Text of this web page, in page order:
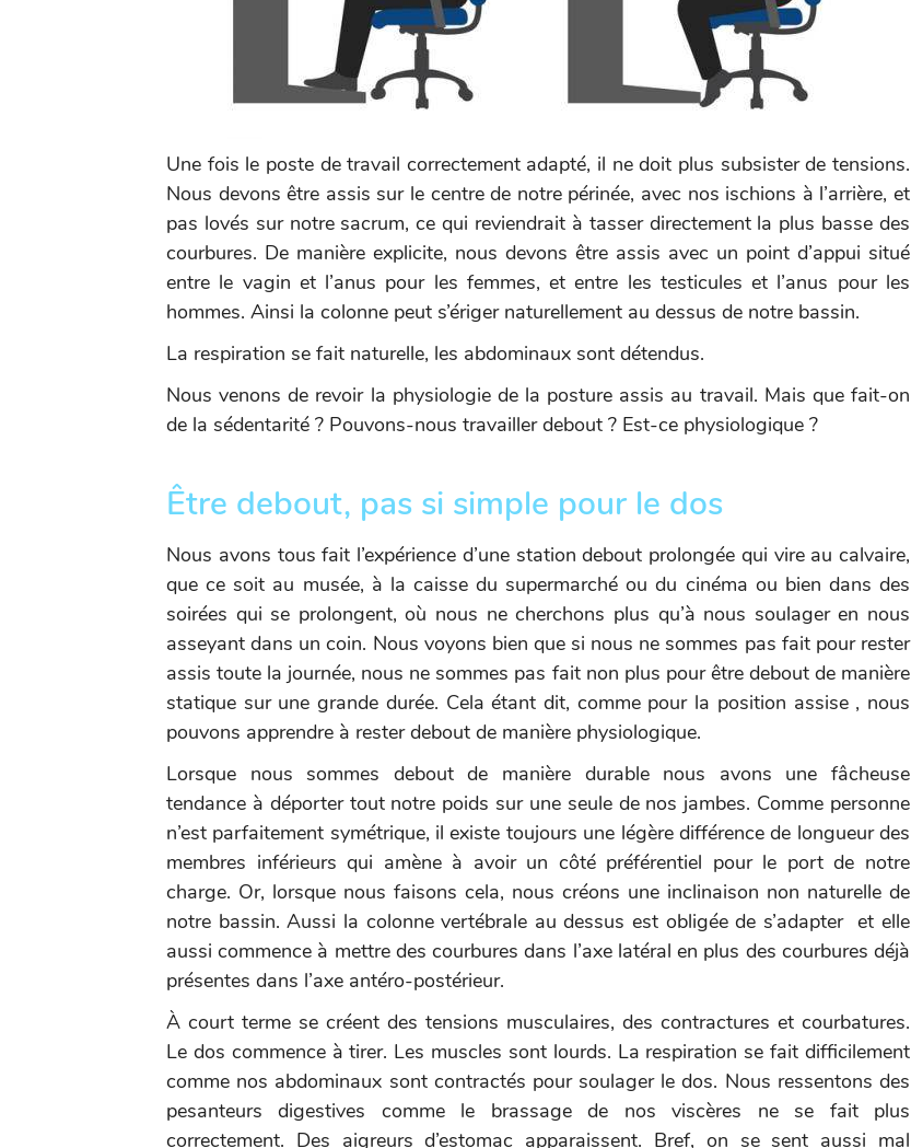
Une fois le poste de travail correctement adapté, il ne doit plus subsister de tensions.
Nous devons être assis sur le centre de notre périnée, avec nos ischions à l’arrière, et
pas lovés sur notre sacrum, ce qui reviendrait à tasser directement la plus basse des
courbures. De manière explicite, nous devons être assis avec un point d’appui situé
entre le vagin et l’anus pour les femmes, et entre les testicules et l’anus pour les
hommes. Ainsi la colonne peut s’ériger naturellement au dessus de notre bassin.
La respiration se fait naturelle, les abdominaux sont détendus.
Nous venons de revoir la physiologie de la posture assis au travail. Mais que fait-on
de la sédentarité ? Pouvons-nous travailler debout ? Est-ce physiologique ?
Être debout, pas si simple pour le dos
Nous avons tous fait l’expérience d’une station debout prolongée qui vire au calvaire,
que ce soit au musée, à la caisse du supermarché ou du cinéma ou bien dans des
soirées qui se prolongent, où nous ne cherchons plus qu’à nous soulager en nous
asseyant dans un coin. Nous voyons bien que si nous ne sommes pas fait pour rester
assis toute la journée, nous ne sommes pas fait non plus pour être debout de manière
statique sur une grande durée. Cela étant dit, comme pour la position assise , nous
pouvons apprendre à rester debout de manière physiologique.
Lorsque nous sommes debout de manière durable nous avons une fâcheuse
tendance à déporter tout notre poids sur une seule de nos jambes. Comme personne
n’est parfaitement symétrique, il existe toujours une légère différence de longueur des
membres inférieurs qui amène à avoir un côté préférentiel pour le port de notre
charge. Or, lorsque nous faisons cela, nous créons une inclinaison non naturelle de
notre bassin. Aussi la colonne vertébrale au dessus est obligée de s’adapter et elle
aussi commence à mettre des courbures dans l’axe latéral en plus des courbures déjà
présentes dans l’axe antéro-postérieur.
À court terme se créent des tensions musculaires, des contractures et courbatures.
Le dos commence à tirer. Les muscles sont lourds. La respiration se fait difficilement
comme nos abdominaux sont contractés pour soulager le dos. Nous ressentons des
pesanteurs digestives comme le brassage de nos viscères ne se fait plus
correctement. Des aigreurs d’estomac apparaissent. Bref, on se sent aussi mal